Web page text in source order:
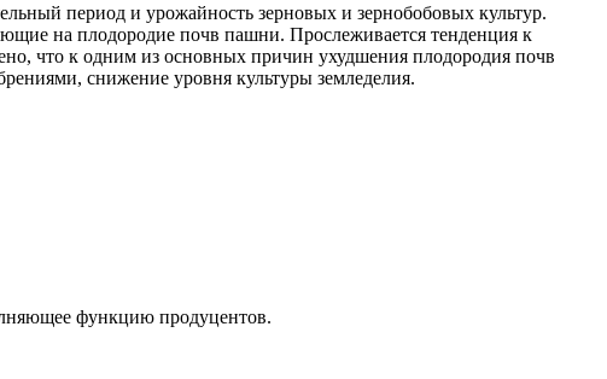
период и урожайность зерновых и зернобобовых культур.
на плодородие почв пашни. Прослеживается тенденция к
что к одним из основных причин ухудшения плодородия почв
снижение уровня культуры земледелия.
функцию продуцентов.